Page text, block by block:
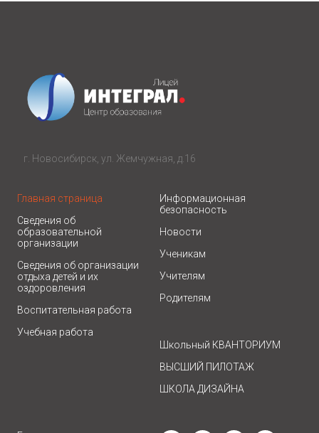
г. Новосибирск, ул. Жемчужная, д.16
Главная страница
Сведения об
образовательной
организации
Сведения об организации
отдыха детей и их
оздоровления
Воспитательная работа
Учебная работа
Информационная
безопасность
Новости
Ученикам
Учителям
Родителям
Школьный КВАНТОРИУМ
ВЫСШИЙ ПИЛОТАЖ
ШКОЛА ДИЗАЙНА